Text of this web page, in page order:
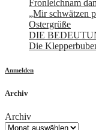
Fronleichnam
„Mir schwätzen
Ostergrüße
DIE
Die
Anmelden
Archiv
Archiv